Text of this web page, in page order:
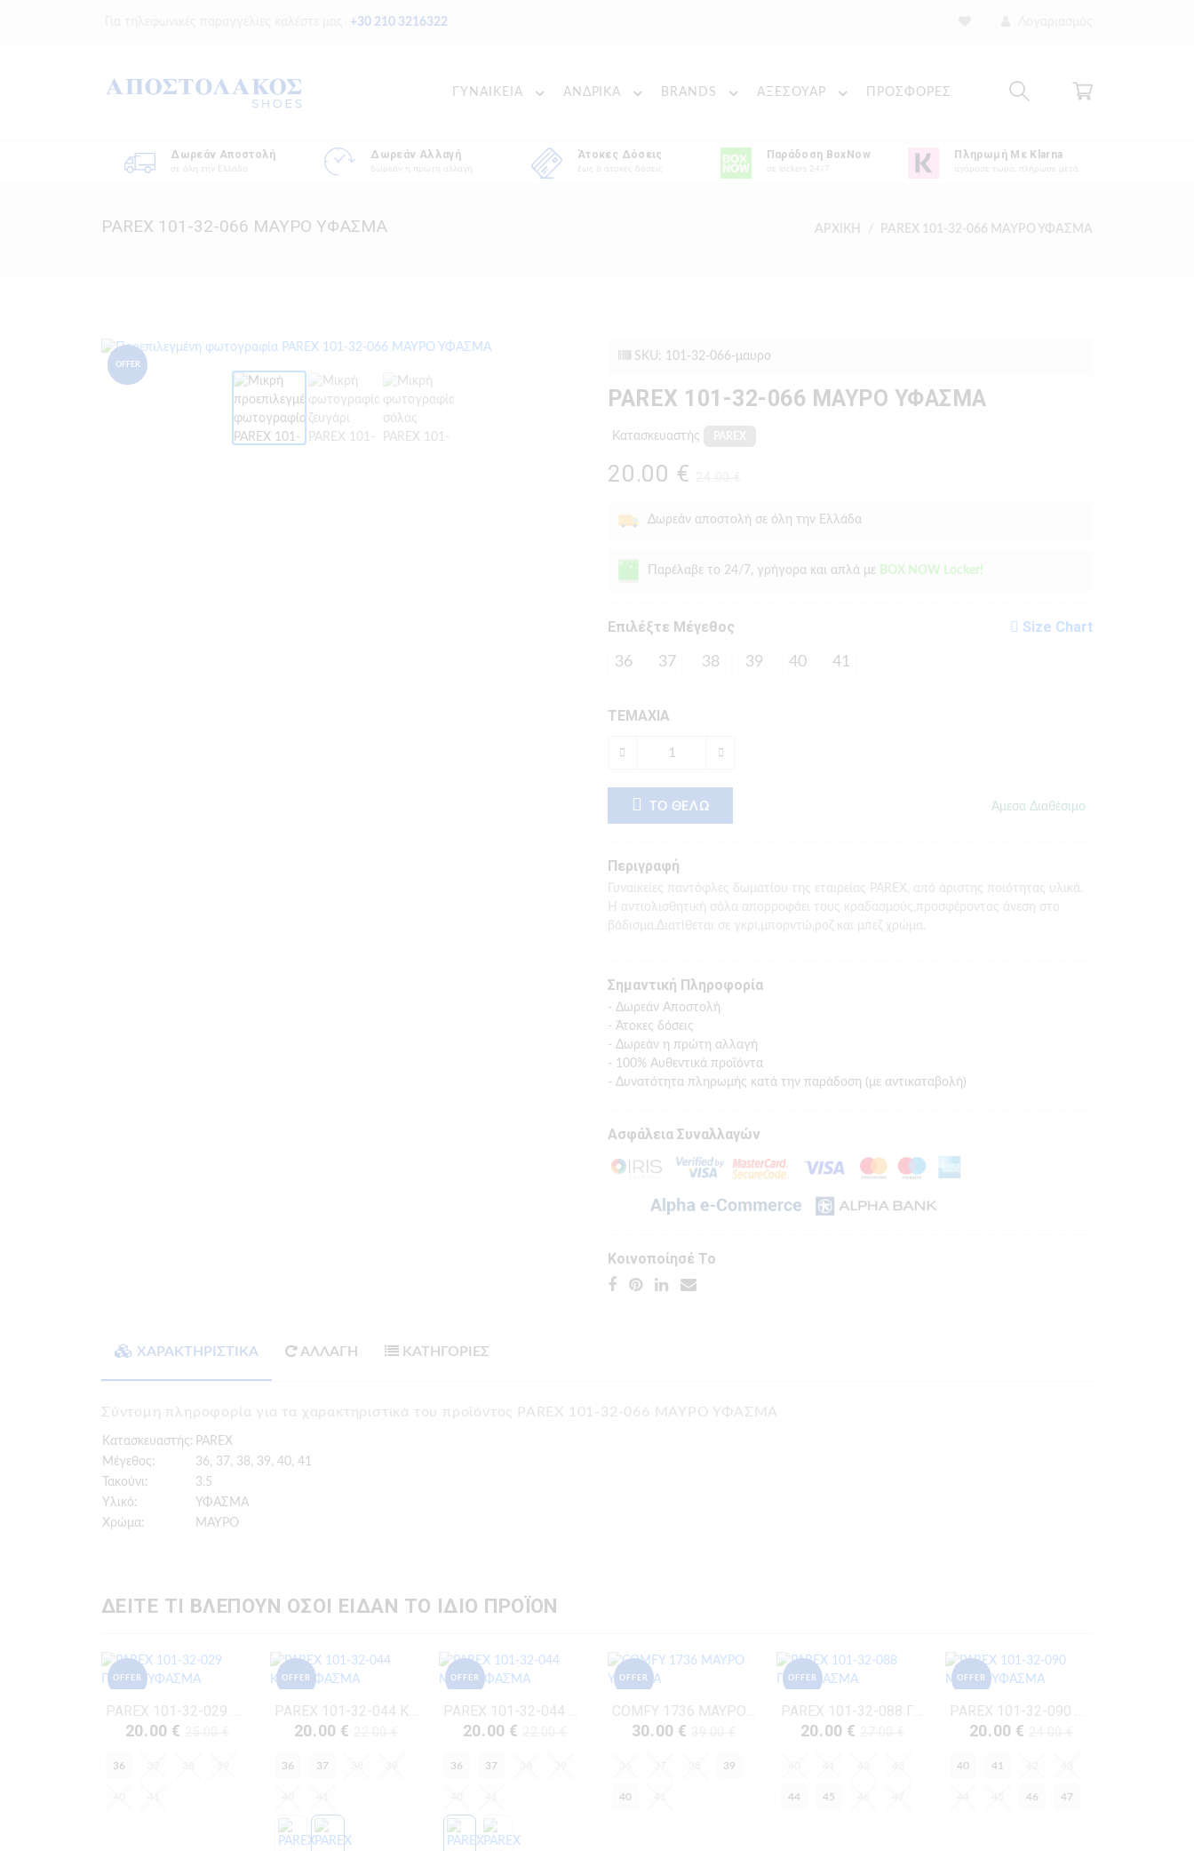
+30 210 3216322
ΓΥΝΑΙΚΕΙΑ ΑΝΔΡΙΚΑ BRANDS ΑΞΕΣΟΥΑΡ ΠΡΟΣΦΟΡΕΣ
Δωρεάν Αποστολή
σε όλη την Ελλάδα
Δωρεάν Αλλαγή
δωρεάν η πρώτη αλλαγή
Άτοκες Δόσεις
έως 6 άτοκες δόσεις
Παράδοση BoxNow
σε lockers 24/7
Πληρωμή Με Klarna
αγόρασε τώρα, πλήρωσε μετά
PAREX 101-32-066 ΜΑΥΡΟ ΥΦΑΣΜΑ ΑΡΧΙΚΗ PAREX 101-32-066 ΜΑΥΡΟ ΥΦΑΣΜΑ
OFFER
SKU: 101-32-066-μαυρο
PAREX 101-32-066 ΜΑΥΡΟ ΥΦΑΣΜΑ
Κατασκευαστής
20.00 €
Δωρεάν αποστολή σε όλη την Ελλάδα
Παρέλαβε το 24/7, γρήγορα και απλά με BOX NOW Locker!
Eπιλέξτε Μέγεθος Size Chart
36 37 38 39 40 41
ΤΕΜΑΧΙΑ
ΤΟ ΘΕΛΩ Άμεσα Διαθέσιμο
Περιγραφή
Γυναικείες παντόφλες δωματίου της εταιρείας PAREX, από άριστης ποιότητας υλικά.
Η αντιολισθητική σόλα απορροφάει τους κραδασμούς,προσφέροντας άνεση στο
βάδισμα.Διατίθεται σε γκρι,μπορντώ,ροζ και μπεζ χρώμα.
Σημαντική Πληροφορία
- Δωρεάν Αποστολή
- Άτοκες δόσεις
- Δωρεάν η πρώτη αλλαγή
- 100% Αυθεντικά προϊόντα
- Δυνατότητα πληρωμής κατά την παράδοση (με αντικαταβολή)
Ασφάλεια Συναλλαγών
Κοινοποίησέ Το
ΧΑΡΑΚΤΗΡΙΣΤΙΚΑ ΑΛΛΑΓΗ ΚΑΤΗΓΟΡΙΕΣ
Σύντομη πληροφορία για τα χαρακτηριστικά του προϊόντος PAREX 101-32-066 ΜΑΥΡΟ ΥΦΑΣΜΑ
Κατασκευαστής: PAREX
Μέγεθος:
36, 37, 38, 39, 40, 41
Τακούνι:
3.5
Υλικό:
ΥΦΑΣΜΑ
Χρώμα:
ΜΑΥΡΟ
ΔΕΙΤΕ ΤΙ ΒΛΕΠΟΥΝ ΟΣΟΙ ΕΙΔΑΝ ΤΟ ΙΔΙΟ ΠΡΟΪΟΝ
OFFER
PAREX 101-32-029 ΠΟΥΡΟ ΥΦΑΣΜΑ
20.00 €
36
OFFER
PAREX 101-32-044 ΚΑΦΕ ΥΦΑΣΜΑ
20.00 €
36 37
OFFER
PAREX 101-32-044 ΜΠΕΖ ΥΦΑΣΜΑ
20.00 €
36 37
OFFER
COMFY 1736 ΜΑΥΡΟ ΥΦΑΣΜΑ
30.00 €
39
40
OFFER
PAREX 101-32-088 ΓΚΡΙ ΥΦΑΣΜΑ
20.00 €
44 45
OFFER
PAREX 101-32-090 ΜΑΥΡΟ ΥΦΑΣΜΑ
20.00 €
40 41
46 47